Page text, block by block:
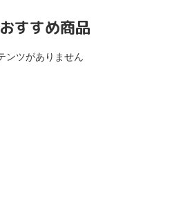
すすめ商品
ンツがありません